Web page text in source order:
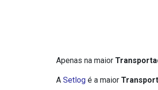
​Apenas na maior
A Setlog é a maior